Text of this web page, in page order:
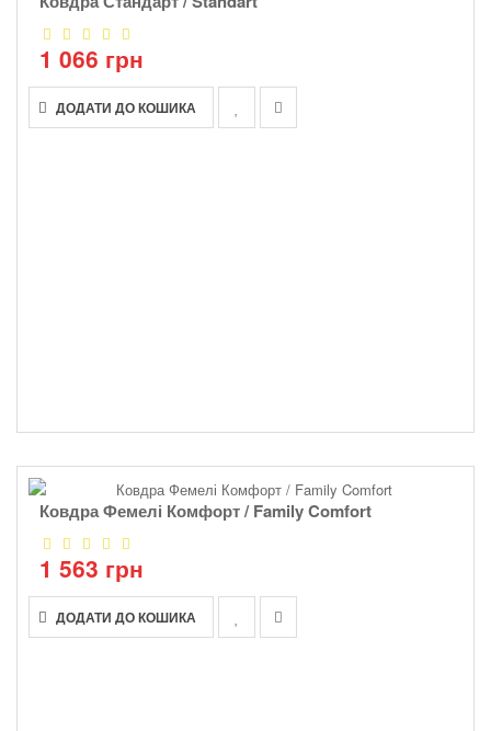
1 066 грн
ДОДАТИ ДО КОШИКА
Ковдра Фемелі Комфорт / Family Comfort
1 563 грн
ДОДАТИ ДО КОШИКА